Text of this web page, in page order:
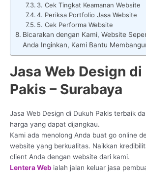
3. Cek Tingkat Keamanan Website
4. Periksa Portfolio Jasa Website
5. Cek Performa Website
Bicarakan dengan Kami, Website
Anda Inginkan, Kami Bantu
Jasa Web Design di
Pakis – Surabaya
Jasa Web Design di Dukuh Pakis terbaik
harga yang dapat dijangkau.
Kami ada menolong Anda buat go online
website yang berkualitas. Naikkan
client Anda dengan website dari kami.
Lentera Web ialah jalan keluar jasa